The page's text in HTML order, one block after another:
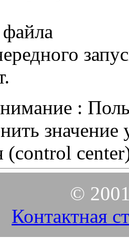
:
значение
(control
©
Контактная